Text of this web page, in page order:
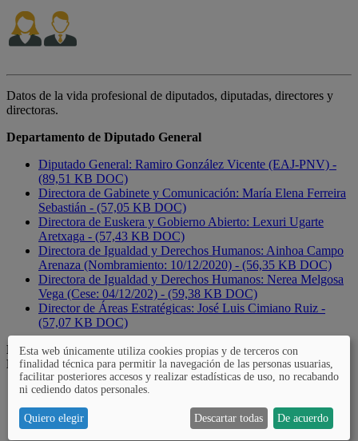
Datos de la vida profesional de diputados, diputadas, directores y
directoras.
Departamento de Diputado General
Diputado General: Ramiro González Vicente (EAJ-PNV) -
(89,51 KB DOC)
Directora de Gabinete y Comunicación: María Elena Ferreira
Sebastián - (57,05 KB DOC)
Directora de Euskera y Gobierno Abierto: Lexuri Ugarte
Aretxaga - (57,43 KB DOC)
Directora de Igualdad y Derechos Humanos: Ainhoa Campo
Arenaza (Nombramiento: 10/12/2020) - (56,35 KB DOC)
Directora de Igualdad y Derechos Humanos: Nerea Melgosa
Vega (Cese: 04/12/202) - (59,38 KB DOC)
Director de Áreas Estratégicas: José Luis Cimiano Ruiz -
(57,07 KB DOC)
Departamento de Desarrollo Económico, Innovación y Reto
Demográfico
Diputada Foral de Desarrollo Económico, Innovación y Reto
Demográfico: Mª Pilar García de Salazar Olano (EAJ-PNV) -
(86,85 KB DOC)
Esta web únicamente utiliza cookies propias y de terceros con
finalidad técnica para permitir la navegación de las personas usuarias,
facilitar posteriores accesos y realizar estadísticas de uso, no recabando
ni cediendo datos personales.
Quiero elegir Descartar todas De acuerdo